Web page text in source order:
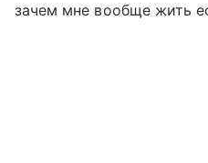
зачем мне вообще жить